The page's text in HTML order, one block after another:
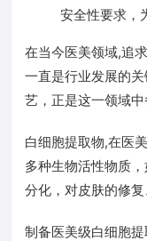
安全性要求，
在当今医美领域,追
一直是行业发展的
艺，正是这一领域中
白细胞提取物,在医
多种生物活性物质
分化，对皮肤的修复
制备医美级白细胞